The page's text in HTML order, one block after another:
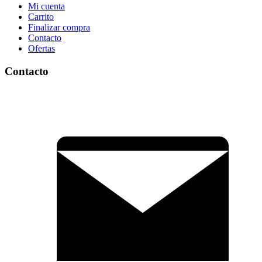
Mi cuenta
Carrito
Finalizar compra
Contacto
Ofertas
Contacto